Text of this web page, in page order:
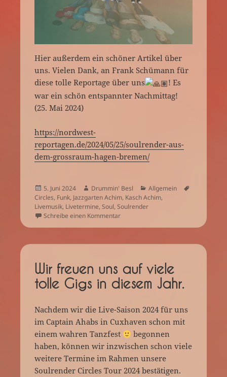
Hier außerdem ein schöner Artikel über
uns. Vielen Dank, an Frank Schümann für
diese tolle Reportage über uns
! Es
war ein schön entspannter Nachmittag!
(25. Mai 2024)
https://nordwest-
reportagen.de/2024/05/25/soulrender-aus-
dem-grossraum-hagen-bremen/
Veröffentlicht
am
5. Juni 2024 Autor
Drummin' Besl Kategorien
Allgemein
Circles, Funk, Jazzgarten Achim, Kasch Achim,
Livemusik, Livetermine,Soul,Soulrender
Schreibe einen Kommentarzu Unser nächster Gig kommt
Wir freuen uns auf viele
tolle Gigs in diesem Jahr.
Nachdem wir die Live-Saison 2024 für uns
im Captain Ahabs in Cuxhaven schon mit
einem wahren Tanzfest
begonnen
haben, können wir inzwischen schon viele
weitere Termine im Rahmen unsere
Soulrender Circles Tour 2024 bestätigen.